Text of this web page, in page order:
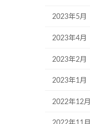
2023年5月
2023年4月
2023年2月
2023年1月
2022年12月